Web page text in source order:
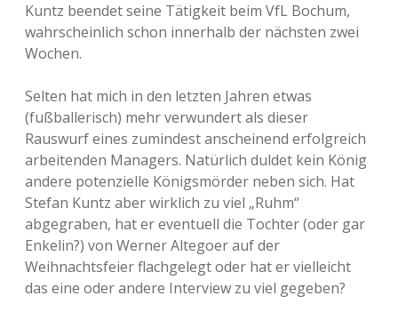
Kuntz beendet seine Tätigkeit beim VfL Bochum,
wahrscheinlich schon innerhalb der nächsten zwei
Wochen.
Selten hat mich in den letzten Jahren etwas
(fußballerisch) mehr verwundert als dieser
Rauswurf eines zumindest anscheinend erfolgreich
arbeitenden Managers. Natürlich duldet kein König
andere potenzielle Königsmörder neben sich. Hat
Stefan Kuntz aber wirklich zu viel „Ruhm“
abgegraben, hat er eventuell die Tochter (oder gar
Enkelin?) von Werner Altegoer auf der
Weihnachtsfeier flachgelegt oder hat er vielleicht
das eine oder andere Interview zu viel gegeben?